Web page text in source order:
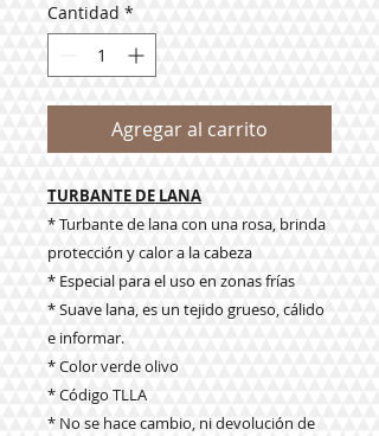
Cantidad *
Agregar al carrito
TURBANTE DE LANA
* Turbante de lana con una rosa, brinda
protección y calor a la cabeza
* Especial para el uso en zonas frías
* Suave lana, es un tejido grueso, cálido
e informar.
* Color verde olivo
* Código TLLA
* No se hace cambio, ni devolución de